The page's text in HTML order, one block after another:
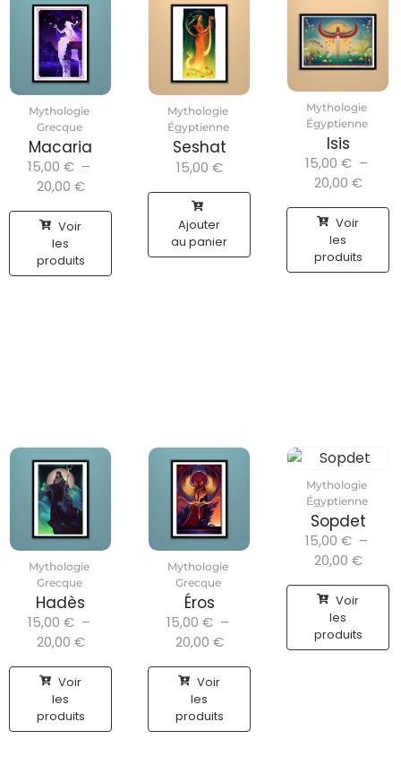
Mythologie
Grecque
Macaria
15,00 € –
20,00 €
Voir
les
produits
Mythologie
Égyptienne
Seshat
15,00 €
Ajouter
au panier
Mythologie
Égyptienne
Isis
15,00 € –
20,00 €
Voir
les
produits
Mythologie
Grecque
Hadès
15,00 € –
20,00 €
Voir
les
produits
Mythologie
Grecque
Éros
15,00 € –
20,00 €
Voir
les
produits
Mythologie
Égyptienne
Sopdet
15,00 € –
20,00 €
Voir
les
produits